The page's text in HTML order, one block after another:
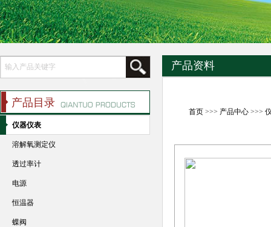
产品资料
首页>>> 产品中心>>>
产品目录
仪器仪表
溶解氧测定仪
透过率计
电源
恒温器
蝶阀